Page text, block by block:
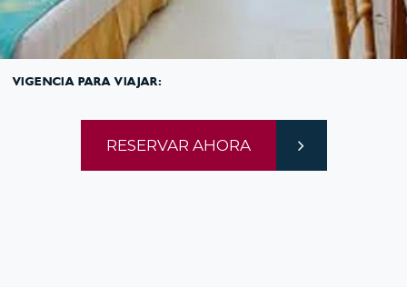
VIGENCIA PARA VIAJAR:
RESERVAR AHORA